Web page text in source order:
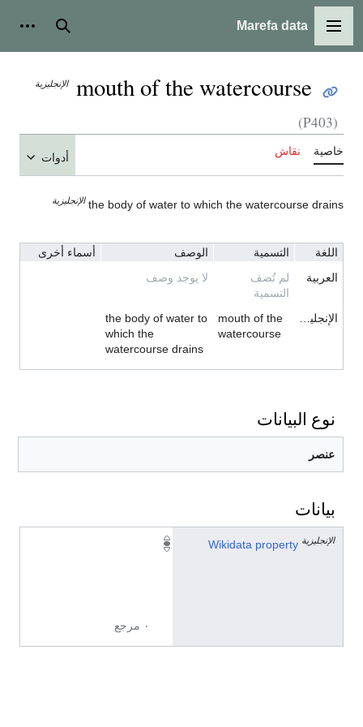
القائمة الرئيسية
Marefa data بحث
mouth of the watercourse الإنجليزية
(P403)
خاصية نقاش أدوات
the body of water to which the watercourse drains الإنجليزية
اللغة التسمية الوصف
أسماء أخرى
العربية
لم تُضف
التسمية
لا يوجد وصف
الإنجليزية
mouth of the
watercourse
the body of water to
which the
watercourse drains
نوع البيانات
عنصر
بيانات
Wikidata property الإنجليزية
٠ مرجع